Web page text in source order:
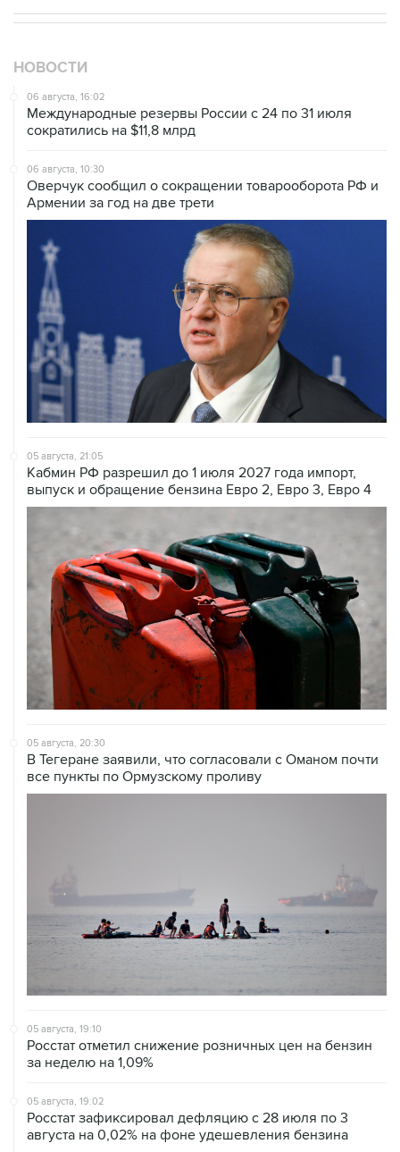
НОВОСТИ
06 августа, 16:02
Международные резервы России с 24 по 31 июля
сократились на $11,8 млрд
06 августа, 10:30
Оверчук сообщил о сокращении товарооборота РФ и
Армении за год на две трети
05 августа, 21:05
Кабмин РФ разрешил до 1 июля 2027 года импорт,
выпуск и обращение бензина Евро 2, Евро 3, Евро 4
05 августа, 20:30
В Тегеране заявили, что согласовали с Оманом почти
все пункты по Ормузскому проливу
05 августа, 19:10
Росстат отметил снижение розничных цен на бензин
за неделю на 1,09%
05 августа, 19:02
Росстат зафиксировал дефляцию с 28 июля по 3
августа на 0,02% на фоне удешевления бензина